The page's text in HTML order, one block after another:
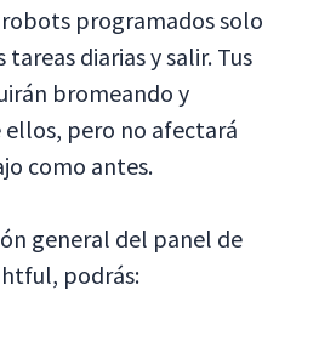
programados solo
tareas diarias y salir. Tus
bromeando y
pero no afectará
como antes.
general del panel de
podrás: